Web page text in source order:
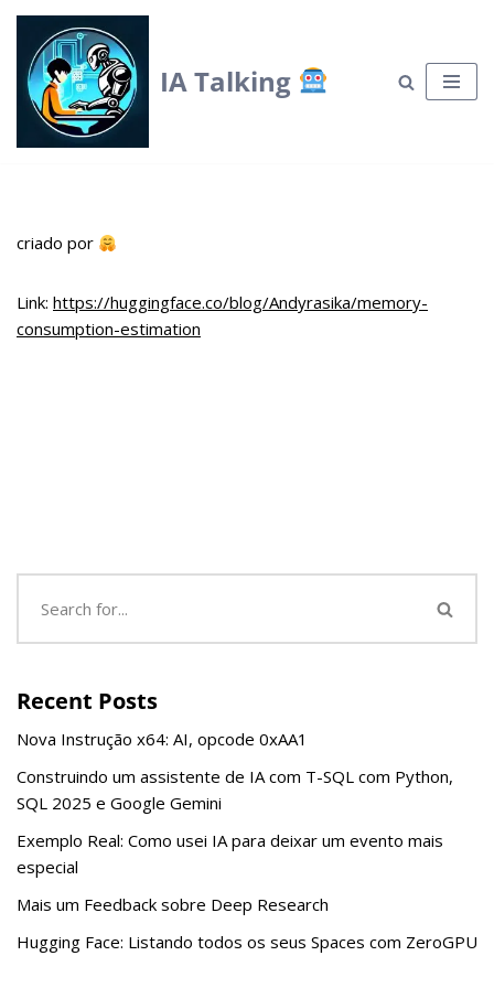
Skip
to
content
IA Talking
criado por
Link: https://huggingface.co/blog/Andyrasika/memory-
consumption-estimation
Recent Posts
Nova Instrução x64: AI, opcode 0xAA1
Construindo um assistente de IA com T-SQL com Python,
SQL 2025 e Google Gemini
Exemplo Real: Como usei IA para deixar um evento mais
especial
Mais um Feedback sobre Deep Research
Hugging Face: Listando todos os seus Spaces com ZeroGPU